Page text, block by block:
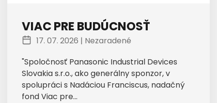
VIAC PRE BUDÚCNOSŤ
17. 07. 2026 | Nezaradené
"Spoločnosť Panasonic Industrial Devices
Slovakia s.r.o., ako generálny sponzor, v
spolupráci s Nadáciou Franciscus, nadačný
fond Viac pre...